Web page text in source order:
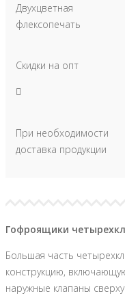
Двухцветная
флексопечать
Скидки на опт
При необходимости
доставка продукции
Гофроящики
Большая часть
конструкцию,
наружные клапаны